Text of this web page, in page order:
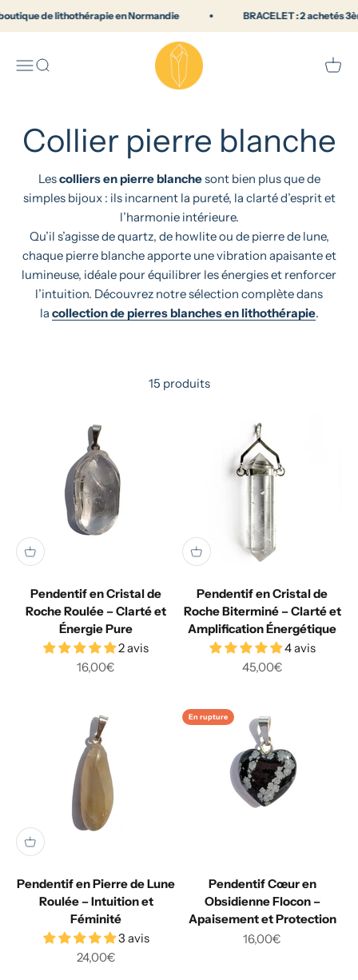
Passer au contenu
de lithothérapie en Normandie BRACELET : 2 achetés
MenuRecherche
Lithothérapie & pierres naturelles —
Collier pierre blanche
Lescolliers en pierre blanchesont bien plus que de
simples bijoux : ils incarnent la pureté, la clarté d’esprit et
l’harmonie intérieure.
Qu’il s’agisse de quartz, de howlite ou de pierre de lune,
chaque pierre blanche apporte une vibration apaisante et
lumineuse, idéale pour équilibrer les énergies et renforcer
l’intuition. Découvrez notre sélection complète dans
la collection de pierres blanches en lithothérapie.
15 produits
Pendentif en Cristal de
Roche Roulée – Clarté et
Énergie Pure
2 avis
Prix de vente
16,00€
Pendentif en Cristal de
Roche Biterminé – Clarté et
Amplification Énergétique
4 avis
Prix de vente
45,00€
Pendentif en Pierre de Lune
Roulée – Intuition et
Féminité
3 avis
Prix de vente
24,00€
En rupture
Pendentif Cœur en
Obsidienne Flocon –
Apaisement et Protection
Prix de vente
16,00€